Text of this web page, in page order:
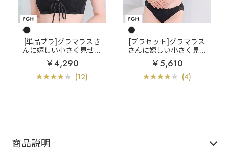
[単品ブラ]グラマラスさ
んに嬉しい小さく見せる
スレンダードール
脇高 単品ブラジャー (FG
Hカップ)
￥4,290
(12)
[ブラセット]グラマラス
さんに嬉しい小さく見せ
スレンダードー
ル 脇高 ブラジャー&ショ
ーツ (FGHカップ)
￥5,610
(4)
商品説明